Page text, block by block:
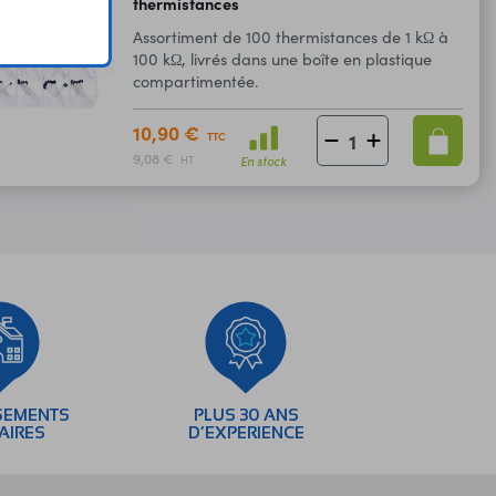
Assortiment de 100 thermistances de 1 kΩ à
100 kΩ, livrés dans une boîte en plastique
compartimentée.
10,90 € TTC
9,08 € HT En stock
PLUS 30 ANS
D’EXPERIENCE